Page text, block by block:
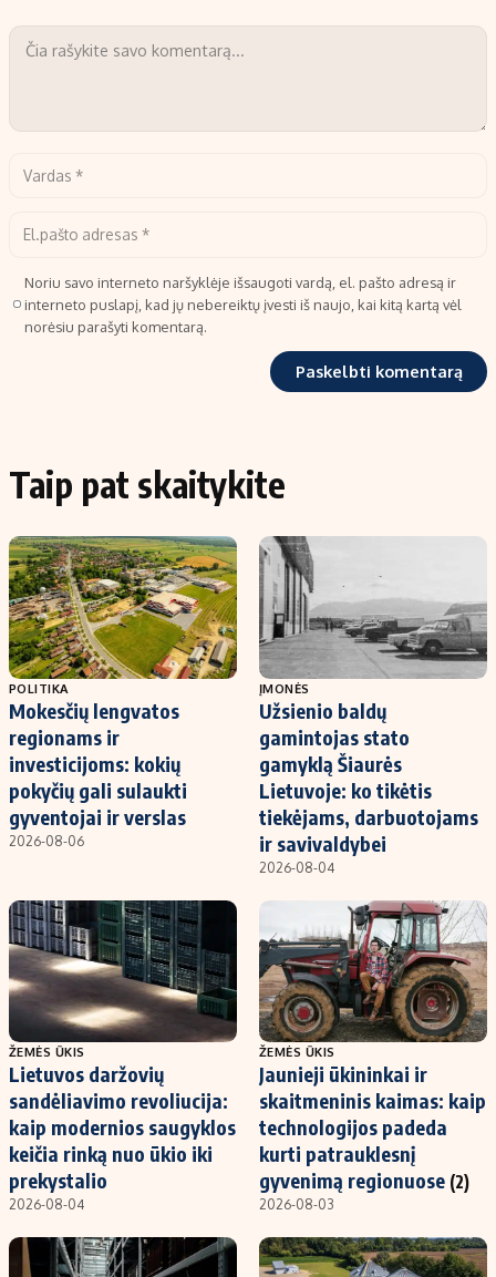
Noriu savo interneto naršyklėje išsaugoti vardą, el. pašto adresą ir
interneto puslapį, kad jų nebereiktų įvesti iš naujo, kai kitą kartą vėl
norėsiu parašyti komentarą.
Taip pat skaitykite
POLITIKA
Mokesčių lengvatos
regionams ir
investicijoms: kokių
pokyčių gali sulaukti
gyventojai ir verslas
2026-08-06
ĮMONĖS
Užsienio baldų
gamintojas stato
gamyklą Šiaurės
Lietuvoje: ko tikėtis
tiekėjams, darbuotojams
ir savivaldybei
2026-08-04
ŽEMĖS ŪKIS
Lietuvos daržovių
sandėliavimo revoliucija:
kaip modernios saugyklos
keičia rinką nuo ūkio iki
prekystalio
2026-08-04
ŽEMĖS ŪKIS
Jaunieji ūkininkai ir
skaitmeninis kaimas: kaip
technologijos padeda
kurti patrauklesnį
gyvenimą regionuose (2)
2026-08-03